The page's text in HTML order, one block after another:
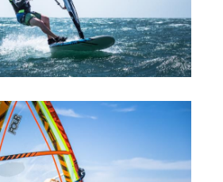
Видео
катания
Наши станции
Ветратория.Дахаб
Россия